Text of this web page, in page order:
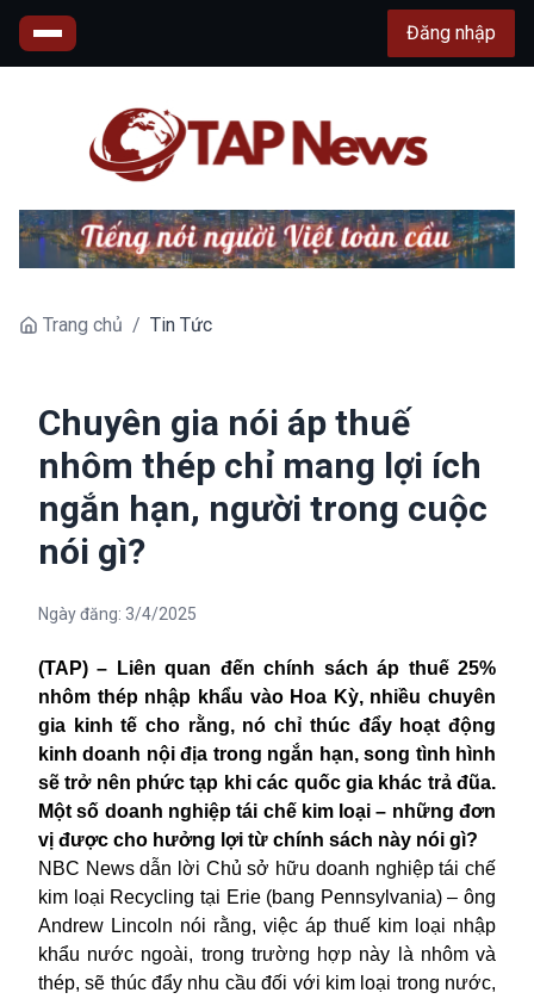
Đăng nhập
Trang chủ / Tin Tức
Chuyên gia nói áp thuế
nhôm thép chỉ mang lợi ích
ngắn hạn, người trong cuộc
nói gì?
Ngày đăng: 3/4/2025
(TAP) – Liên quan đến chính sách áp thuế 25%
nhôm thép nhập khẩu vào Hoa Kỳ, nhiều chuyên
gia kinh tế cho rằng, nó chỉ thúc đẩy hoạt động
kinh doanh nội địa trong ngắn hạn, song tình hình
sẽ trở nên phức tạp khi các quốc gia khác trả đũa.
Một số doanh nghiệp tái chế kim loại – những đơn
vị được cho hưởng lợi từ chính sách này nói gì?
NBC News dẫn lời Chủ sở hữu doanh nghiệp tái chế
kim loại Recycling tại Erie (bang Pennsylvania) – ông
Andrew Lincoln nói rằng, việc áp thuế kim loại nhập
khẩu nước ngoài, trong trường hợp này là nhôm và
thép, sẽ thúc đẩy nhu cầu đối với kim loại trong nước,